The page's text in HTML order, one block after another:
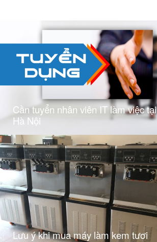
Cần tuyển nhân viên IT làm việc tại
Hà Nội
Lưu ý khi mua máy làm kem tươi